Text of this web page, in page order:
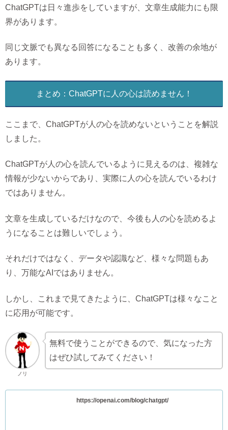
ChatGPTは日々進歩をしていますが、文章生成能力にも限
界があります。
同じ文脈でも異なる回答になることも多く、改善の余地が
あります。
まとめ：ChatGPTに人の心は読めません！
ここまで、ChatGPTが人の心を読めないということを解説
しました。
ChatGPTが人の心を読んでいるように見えるのは、複雑な
情報が少ないからであり、実際に人の心を読んでいるわけ
ではありません。
文章を生成しているだけなので、今後も人の心を読めるよ
うになることは難しいでしょう。
それだけではなく、データや認識など、様々な問題もあ
り、万能なAIではありません。
しかし、これまで見てきたように、ChatGPTは様々なこと
に応用が可能です。
ノリ
無料で使うことができるので、気になった方
はぜひ試してみてください！
https://openai.com/blog/chatgpt/